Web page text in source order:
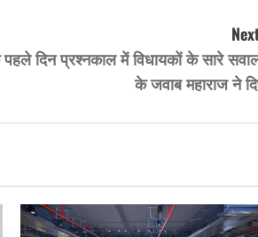
दिन प्रश्नकाल में विधायकों के सारे
के जवाब महाराज ने